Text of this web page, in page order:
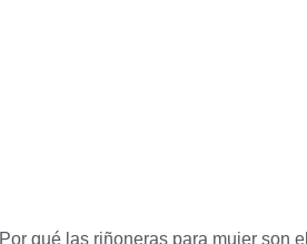
Por qué las riñoneras para mujer son